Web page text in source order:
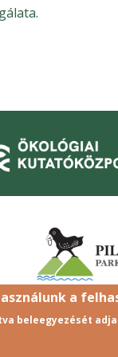
a
beleegyezését